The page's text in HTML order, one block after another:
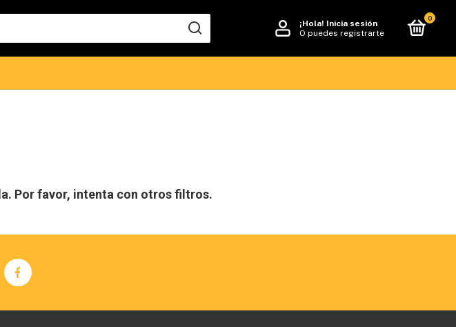
¡Hola! Inicia sesión
O puedes registrarte
0
Por favor, intenta con otros filtros.